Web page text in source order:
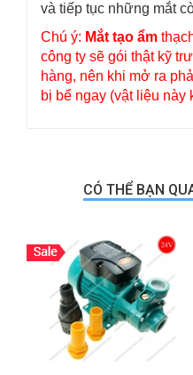
và tiếp tục những mắt
Chú ý: Mắt tạo ẩm
công ty sẽ gói thật kỹ
hàng, nên khi mở ra
bị bể ngay (vật liệu
CÓ THỂ BẠN